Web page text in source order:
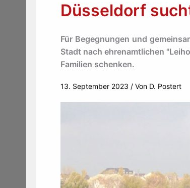
Düsseldorf
Für Begegnungen und
Stadt nach ehrenamtlichen
Familien schenken.
13. September 2023 / Von D. Postert